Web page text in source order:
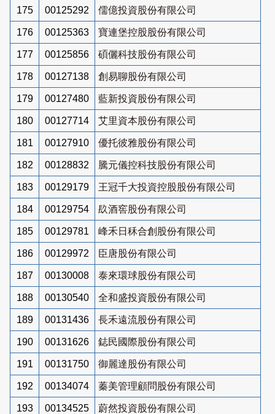
175 00125292 儒億投資股份有限公司
176 00125363 寶連堡控股股份有限公司
177 00125856 碩儷科技股份有限公司
178 00127138 創易聊股份有限公司
179 00127480 藍新投資股份有限公司
180 00127714 艾里資本股份有限公司
181 00127910 優托彼雅股份有限公司
182 00128832 騰元儀控科技股份有限公司
183 00129179 王冠千大投資控股股份有限公司
184 00129754 镹酒窖股份有限公司
185 00129781 峰禾日秝合創股份有限公司
186 00129972 臣唐股份有限公司
187 00130008 泰來環球股份有限公司
188 00130540 全和盛投資股份有限公司
189 00131436 長禾遠流股份有限公司
190 00131626 鋕民國際股份有限公司
191 00131750 御麗達股份有限公司
192 00134074 蓁美管理顧問股份有限公司
193 00134525 蔚然投資股份有限公司